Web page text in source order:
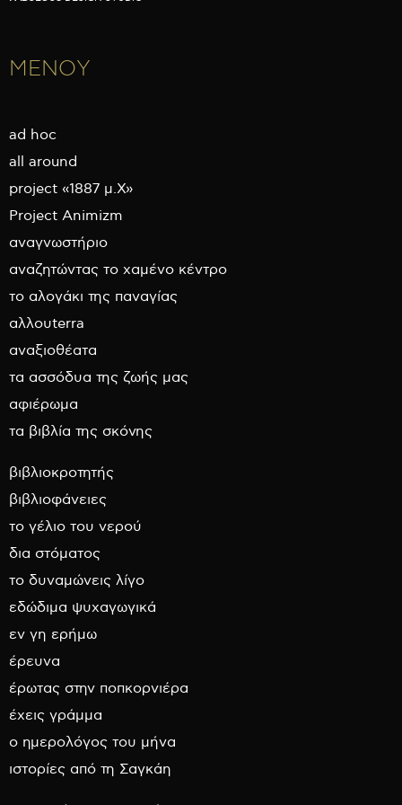
ΜΕΝΟΥ
ad hoc
all around
project «1887 μ.Χ»
Project Animizm
αναγνωστήριο
αναζητώντας το χαμένο κέντρο
το αλογάκι της παναγίας
αλλουterra
αναξιοθέατα
τα ασσόδυα της ζωής μας
αφιέρωμα
τα βιβλία της σκόνης
βιβλιοκροτητής
βιβλιοφάνειες
το γέλιο του νερού
δια στόματος
το δυναμώνεις λίγο
εδώδιμα ψυχαγωγικά
εν γη ερήμω
έρευνα
έρωτας στην ποπκορνιέρα
έχεις γράμμα
ο ημερολόγος του μήνα
ιστορίες από τη Σαγκάη